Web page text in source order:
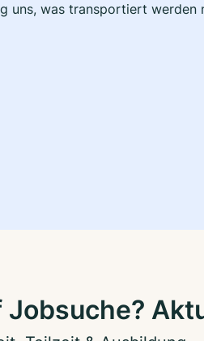
uns, was transportiert werden
Jobsuche?